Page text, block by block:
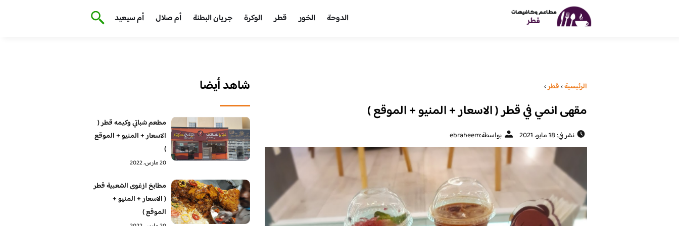
الدوحة الخور قطر الوكرة جريان البطنة أم صلال أم سيعيد
الرئيسية›قطر›
مقهى انمي في قطر ( الاسعار + المنيو + الموقع )
نشر في: 18 مايو، 2021 بواسطة:ebraheem
شاهد أيضا
مطعم شباتي وكيمه قطر (
الاسعار + المنيو + الموقع
)
20 مارس، 2022
مطابخ ازغوى الشعبية قطر
( الاسعار + المنيو +
الموقع )